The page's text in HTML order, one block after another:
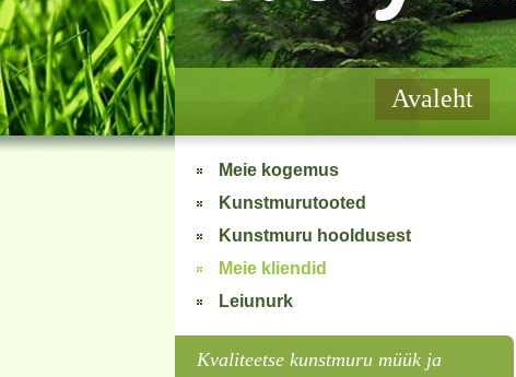
Avaleht
Meie kogemus
Kunstmurutooted
Kunstmuru hooldusest
Meie kliendid
Leiunurk
Kvaliteetse kunstmuru müük ja